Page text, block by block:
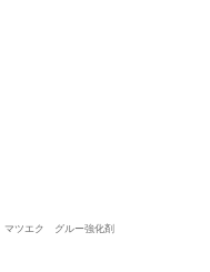
マツエク グルー強化剤